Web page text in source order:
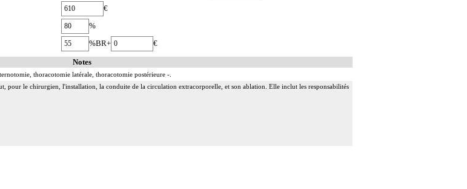
€
%
%BR+ €
Notes
thoracotomie latérale, thoracotomie postérieure -.
pour le chirurgien, l'installation, la conduite de la circulation extracorporelle, et son ablation. Elle inclut les responsabilités